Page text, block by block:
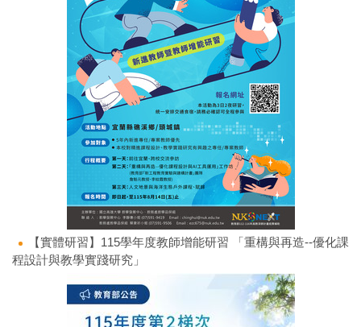
【實體研習】115學年度教師增能研習 「重構與再造--優化課
程設計與教學實踐研究」